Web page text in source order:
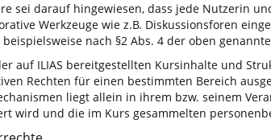
sei darauf hingewiesen, dass jede Nutzerin
Werkzeuge wie z.B. Diskussionsforen
beispielsweise nach §2 Abs. 4 der oben
auf ILIAS bereitgestellten Kursinhalte und
Rechten für einen bestimmten Bereich
liegt allein in ihrem bzw. seinem
wird und die im Kurs gesammelten